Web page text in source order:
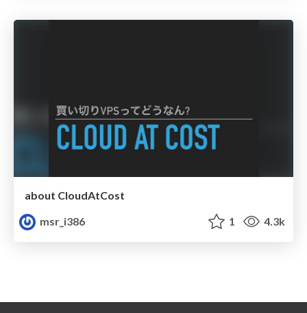
about CloudAtCost
msr_i386
1 4.3k